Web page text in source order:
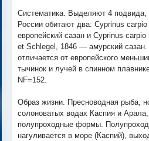
Систематика. Выделяют 4 подвида,
России обитают два: Cyprinus
европейский сазан и Cyprinus
et Schlegel, 1846 — амурский сазан.
отличается от европейского
тычинок и лучей в спинном
NF=152.
Образ жизни. Пресноводная рыба,
солоноватых водах Каспия и Арала,
полупроходные формы.
нагуливается в море (Каспий),